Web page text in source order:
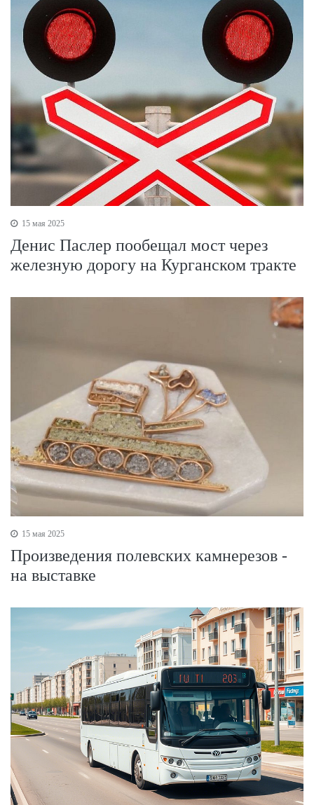
15 мая 2025
Денис Паслер пообещал мост через
железную дорогу на Курганском тракте
15 мая 2025
Произведения полевских камнерезов -
на выставке